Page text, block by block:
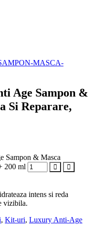
Age Sampon &
Si Reparare,
Sampon & Masca
200 ml
intens si reda
vizibila.
, Kit-uri, Luxury Anti-Age